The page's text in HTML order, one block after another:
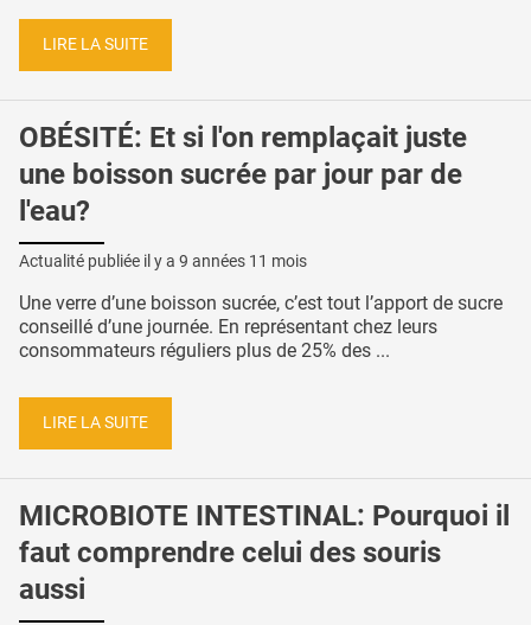
LIRE LA SUITE
OBÉSITÉ: Et si l'on remplaçait juste
une boisson sucrée par jour par de
l'eau?
Actualité publiée il y a 9 années 11 mois
Une verre d’une boisson sucrée, c’est tout l’apport de sucre
conseillé d’une journée. En représentant chez leurs
consommateurs réguliers plus de 25% des ...
LIRE LA SUITE
MICROBIOTE INTESTINAL: Pourquoi il
faut comprendre celui des souris
aussi